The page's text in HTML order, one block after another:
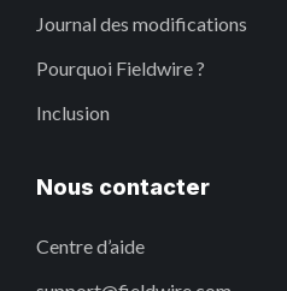
Journal des modifications
Pourquoi Fieldwire ?
Inclusion
Nous contacter
Centre d’aide